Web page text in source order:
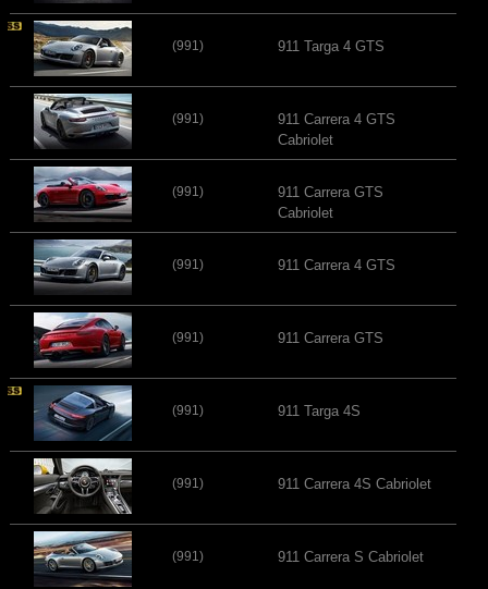
(991) 911 Targa 4 GTS
(991)
911 Carrera 4 GTS
Cabriolet
(991)
911 Carrera GTS
Cabriolet
(991) 911 Carrera 4 GTS
(991) 911 Carrera GTS
(991) 911 Targa 4S
(991) 911 Carrera 4S Cabriolet
(991) 911 Carrera S Cabriolet